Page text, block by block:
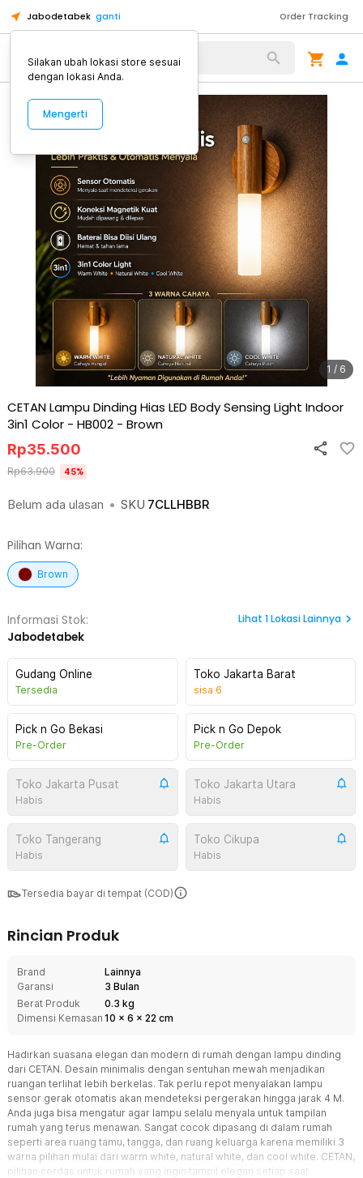
Jabodetabek ganti Order Tracking
Alat Kopi
1 / 6
CETAN Lampu Dinding Hias LED Body Sensing Light Indoor
3in1 Color - HB002 - Brown
Belum ada ulasan • SKU 7CLLHBBR
Rp35.500
Rp63.900 45%
Pilihan Warna:
Brown
Informasi Stok:
Jabodetabek
Lihat 1Lokasi Lainnya
Gudang Online
Tersedia
Toko Jakarta Barat
sisa 6
Pick n Go Bekasi
Pre-Order
Pick n Go Depok
Pre-Order
Toko Jakarta Pusat
Habis
Toko Jakarta Utara
Habis
Toko Tangerang
Habis
Toko Cikupa
Habis
Tersedia bayar di tempat (COD)
Rincian Produk
Brand
Lainnya
Garansi
3 Bulan
Berat Produk
0.3 kg
Dimensi Kemasan 10 x 6 x 22 cm
Hadirkan suasana elegan dan modern di rumah dengan lampu dinding
dari CETAN. Desain minimalis dengan sentuhan mewah menjadikan
ruangan terlihat lebih berkelas. Tak perlu repot menyalakan lampu
sensor gerak otomatis akan mendeteksi pergerakan hingga jarak 4 M.
Anda juga bisa mengatur agar lampu selalu menyala untuk tampilan
rumah yang terus menawan. Sangat cocok dipasang di dalam rumah
seperti area ruang tamu, tangga, dan ruang keluarga karena memiliki 3
warna pilihan mulai dari warm white, natural white, dan cool white. CETAN,
pilihan cerdas untuk rumah yang ingin tampil elegan setiap saat.
Silakan ubah lokasi store sesuai
dengan lokasi Anda.
Mengerti